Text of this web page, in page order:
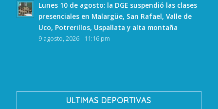
Lunes 10 de agosto: la DGE suspendió las clases
presenciales en Malargüe, San Rafael, Valle de
Uco, Potrerillos, Uspallata y alta montaña
9 agosto, 2026 - 11:16 pm
ULTIMAS DEPORTIVAS